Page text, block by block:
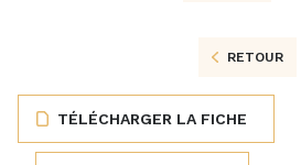
RETOUR
TÉLÉCHARGER LA FICHE